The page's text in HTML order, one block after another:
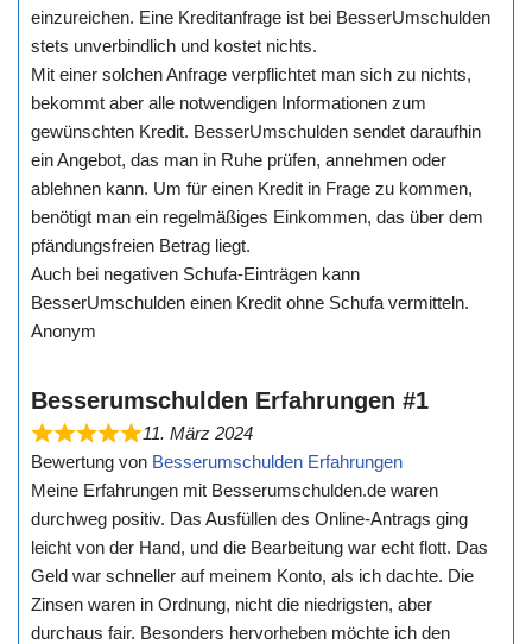
einzureichen. Eine Kreditanfrage ist bei BesserUmschulden
stets unverbindlich und kostet nichts.
Mit einer solchen Anfrage verpflichtet man sich zu nichts,
bekommt aber alle notwendigen Informationen zum
gewünschten Kredit. BesserUmschulden sendet daraufhin
ein Angebot, das man in Ruhe prüfen, annehmen oder
ablehnen kann. Um für einen Kredit in Frage zu kommen,
benötigt man ein regelmäßiges Einkommen, das über dem
pfändungsfreien Betrag liegt.
Auch bei negativen Schufa-Einträgen kann
BesserUmschulden einen Kredit ohne Schufa vermitteln.
Anonym
Besserumschulden Erfahrungen #1
11. März 2024
Bewertung von Besserumschulden Erfahrungen
Meine Erfahrungen mit Besserumschulden.de waren
durchweg positiv. Das Ausfüllen des Online-Antrags ging
leicht von der Hand, und die Bearbeitung war echt flott. Das
Geld war schneller auf meinem Konto, als ich dachte. Die
Zinsen waren in Ordnung, nicht die niedrigsten, aber
durchaus fair. Besonders hervorheben möchte ich den